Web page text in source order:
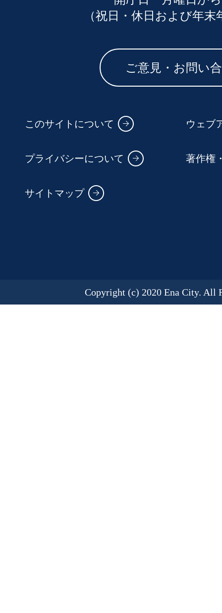
（祝日・休日および年
ご意見・お問い
このサイトについて ウェブ
プライバシーについて 著作権
サイトマップ
Copyright (c) 2020 Ena City. All